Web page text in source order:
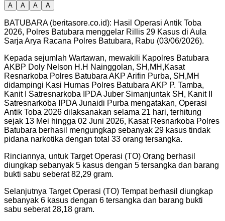
A A A A
BATUBARA (beritasore.co.id): Hasil Operasi Antik Toba
2026, Polres Batubara menggelar Rillis 29 Kasus di Aula
Sarja Arya Racana Polres Batubara, Rabu (03/06/2026).
Kepada sejumlah Wartawan, mewakili Kapolres Batubara
AKBP Doly Nelson H.H Nainggolan, SH,MH,Kasat
Resnarkoba Polres Batubara AKP Arifin Purba, SH,MH
didampingi Kasi Humas Polres Batubara AKP P. Tamba,
Kanit I Satresnarkoba IPDA Juber Simanjuntak SH, Kanit II
Satresnarkoba IPDA Junaidi Purba mengatakan, Operasi
Antik Toba 2026 dilaksanakan selama 21 hari, terhitung
sejak 13 Mei hingga 02 Juni 2026, Kasat Resnarkoba Polres
Batubara berhasil mengungkap sebanyak 29 kasus tindak
pidana narkotika dengan total 33 orang tersangka.
Rinciannya, untuk Target Operasi (TO) Orang berhasil
diungkap sebanyak 5 kasus dengan 5 tersangka dan barang
bukti sabu seberat 82,29 gram.
Selanjutnya Target Operasi (TO) Tempat berhasil diungkap
sebanyak 6 kasus dengan 6 tersangka dan barang bukti
sabu seberat 28,18 gram.